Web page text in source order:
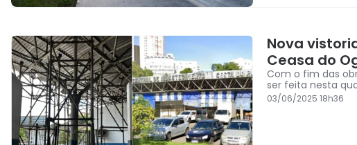
Nova
Ceasa do
Com o fim das
ser feita nesta
03/06/2025 18h36